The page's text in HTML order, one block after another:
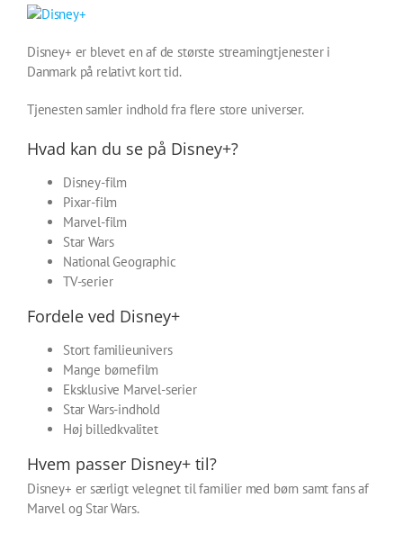
Disney+ er blevet en af de største streamingtjenester i
Danmark på relativt kort tid.
Tjenesten samler indhold fra flere store universer.
Hvad kan du se på Disney+?
Disney-film
Pixar-film
Marvel-film
Star Wars
National Geographic
TV-serier
Fordele ved Disney+
Stort familieunivers
Mange børnefilm
Eksklusive Marvel-serier
Star Wars-indhold
Høj billedkvalitet
Hvem passer Disney+ til?
Disney+ er særligt velegnet til familier med børn samt fans af
Marvel og Star Wars.